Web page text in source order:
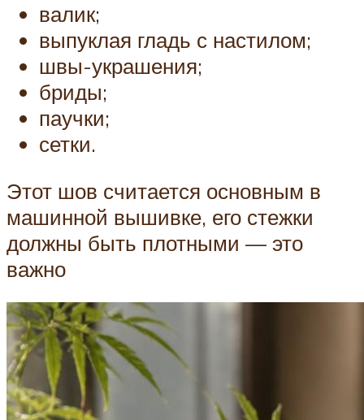
валик;
выпуклая гладь с настилом;
швы-украшения;
бриды;
паучки;
сетки.
Этот шов считается основным в
машинной вышивке, его стежки
должны быть плотными — это
важно